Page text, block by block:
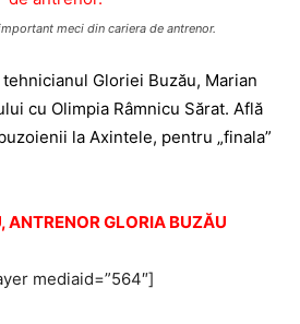
meci din cariera de antrenor.
Gloriei Buzău, Marian
cu Olimpia Râmnicu Sărat. Află
la Axintele, pentru „finala”
ANTRENOR GLORIA BUZĂU
mediaid=”564″]